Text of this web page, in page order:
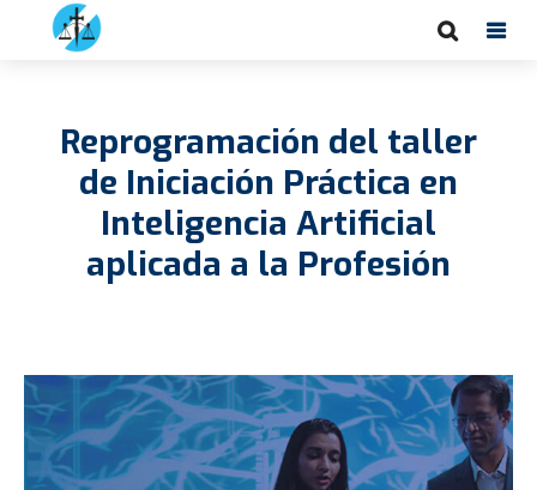
Reprogramación del taller
de Iniciación Práctica en
Inteligencia Artificial
aplicada a la Profesión